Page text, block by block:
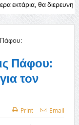
τα αίτια
Πάφου:
τον
Print Email